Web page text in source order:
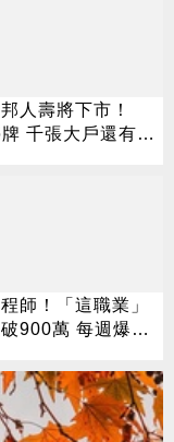
人壽將下市！
千張大戶還有
師！「這職業」
900萬 每週爆肝
搶破頭